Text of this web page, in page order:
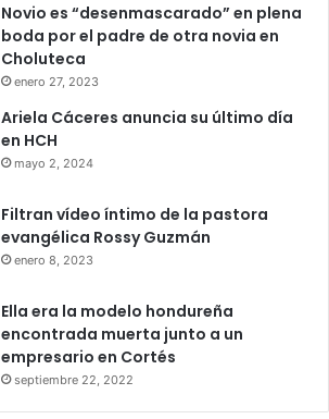
Novio es “desenmascarado” en plena
boda por el padre de otra novia en
Choluteca
enero 27, 2023
Ariela Cáceres anuncia su último día
en HCH
mayo 2, 2024
Filtran vídeo íntimo de la pastora
evangélica Rossy Guzmán
enero 8, 2023
Ella era la modelo hondureña
encontrada muerta junto a un
empresario en Cortés
septiembre 22, 2022